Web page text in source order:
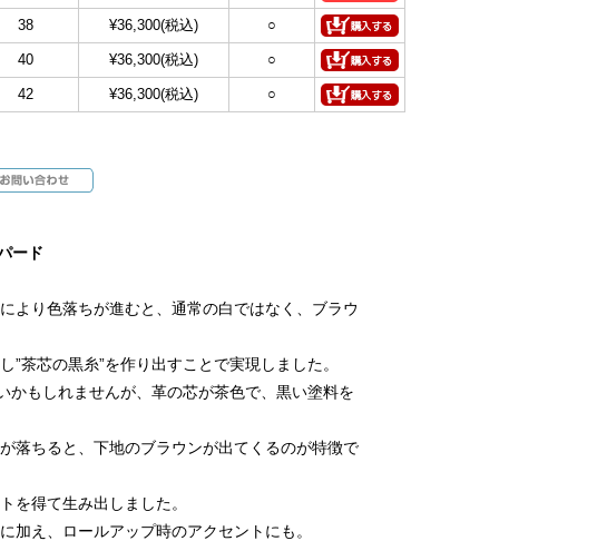
38 ¥36,300(税込) ○
40 ¥36,300(税込) ○
42 ¥36,300(税込) ○
ード
より色落ちが進むと、通常の白ではなく、ブラウ
茶芯の黒糸”を作り出すことで実現しました。
かもしれませんが、革の芯が茶色で、黒い塗料を
落ちると、下地のブラウンが出てくるのが特徴で
を得て生み出しました。
加え、ロールアップ時のアクセントにも。